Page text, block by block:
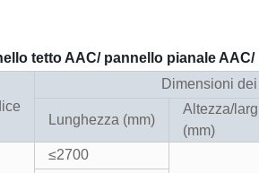
tetto AAC/ pannello pianale AAC/
Dimensioni
Lunghezza (mm)
Altezza/
(mm)
≤2700